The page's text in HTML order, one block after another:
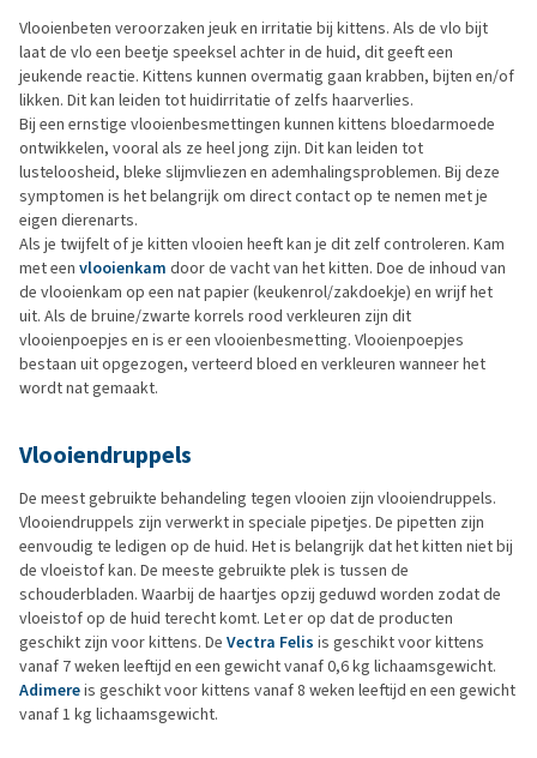
Vlooienbeten veroorzaken jeuk en irritatie bij kittens. Als de vlo bijt
laat de vlo een beetje speeksel achter in de huid, dit geeft een
jeukende reactie. Kittens kunnen overmatig gaan krabben, bijten en/of
likken. Dit kan leiden tot huidirritatie of zelfs haarverlies.
Bij een ernstige vlooienbesmettingen kunnen kittens bloedarmoede
ontwikkelen, vooral als ze heel jong zijn. Dit kan leiden tot
lusteloosheid, bleke slijmvliezen en ademhalingsproblemen. Bij deze
symptomen is het belangrijk om direct contact op te nemen met je
eigen dierenarts.
Als je twijfelt of je kitten vlooien heeft kan je dit zelf controleren. Kam
met een vlooienkam door de vacht van het kitten. Doe de inhoud van
de vlooienkam op een nat papier (keukenrol/zakdoekje) en wrijf het
uit. Als de bruine/zwarte korrels rood verkleuren zijn dit
vlooienpoepjes en is er een vlooienbesmetting. Vlooienpoepjes
bestaan uit opgezogen, verteerd bloed en verkleuren wanneer het
wordt nat gemaakt.
Vlooiendruppels
De meest gebruikte behandeling tegen vlooien zijn vlooiendruppels.
Vlooiendruppels zijn verwerkt in speciale pipetjes. De pipetten zijn
eenvoudig te ledigen op de huid. Het is belangrijk dat het kitten niet bij
de vloeistof kan. De meeste gebruikte plek is tussen de
schouderbladen. Waarbij de haartjes opzij geduwd worden zodat de
vloeistof op de huid terecht komt. Let er op dat de producten
geschikt zijn voor kittens. De Vectra Felis is geschikt voor kittens
vanaf 7 weken leeftijd en een gewicht vanaf 0,6 kg lichaamsgewicht.
Adimereis geschikt voor kittens vanaf 8 weken leeftijd en een gewicht
vanaf 1 kg lichaamsgewicht.